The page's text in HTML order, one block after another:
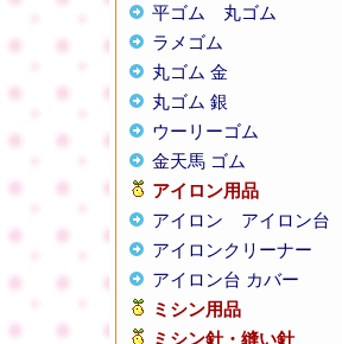
平ゴム
丸ゴム
ラメゴム
丸ゴム 金
丸ゴム 銀
ウーリーゴム
金天馬 ゴム
アイロン用品
アイロン
アイロン台
アイロンクリーナー
アイロン台 カバー
ミシン用品
ミシン針・縫い針